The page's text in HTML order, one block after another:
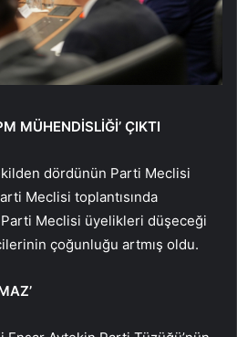
MÜHENDİSLİĞİ’ ÇIKTI
dördünün Parti Meclisi
Meclisi toplantısında
Meclisi üyelikleri düşeceği
çoğunluğu artmış oldu.